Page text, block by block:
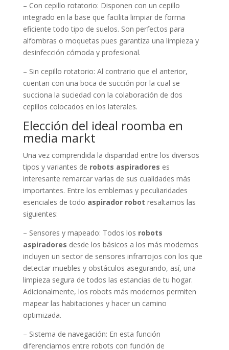
– Con cepillo rotatorio: Disponen con un cepillo
integrado en la base que facilita limpiar de forma
eficiente todo tipo de suelos. Son perfectos para
alfombras o moquetas pues garantiza una limpieza y
desinfección cómoda y profesional.
– Sin cepillo rotatorio: Al contrario que el anterior,
cuentan con una boca de succión por la cual se
succiona la suciedad con la colaboración de dos
cepillos colocados en los laterales.
Elección del ideal roomba en
media markt
Una vez comprendida la disparidad entre los diversos
tipos y variantes de robots aspiradores es
interesante remarcar varias de sus cualidades más
importantes. Entre los emblemas y peculiaridades
esenciales de todo aspirador robot resaltamos las
siguientes:
– Sensores y mapeado: Todos los robots
aspiradores desde los básicos a los más modernos
incluyen un sector de sensores infrarrojos con los que
detectar muebles y obstáculos asegurando, así, una
limpieza segura de todos las estancias de tu hogar.
Adicionalmente, los robots más modernos permiten
mapear las habitaciones y hacer un camino
optimizada.
– Sistema de navegación: En esta función
diferenciamos entre robots con función de